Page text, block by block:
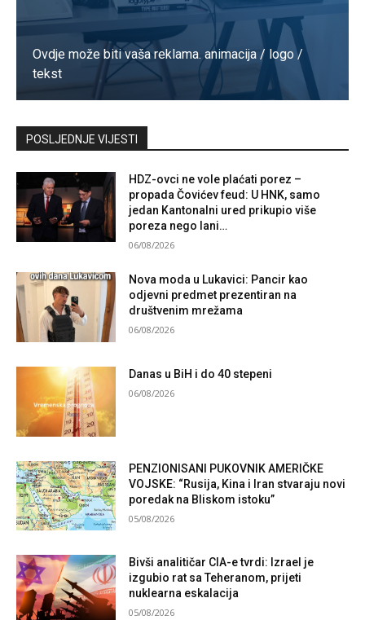
Ovdje može biti vaša reklama. animacija / logo /
tekst
Kontaktirajte nas
POSLJEDNJE VIJESTI
HDZ-ovci ne vole plaćati porez –
propada Čovićev feud: U HNK, samo
jedan Kantonalni ured prikupio više
poreza nego lani…
06/08/2026
Nova moda u Lukavici: Pancir kao
odjevni predmet prezentiran na
društvenim mrežama
06/08/2026
Danas u BiH i do 40 stepeni
06/08/2026
PENZIONISANI PUKOVNIK AMERIČKE
VOJSKE: “Rusija, Kina i Iran stvaraju novi
poredak na Bliskom istoku”
05/08/2026
Bivši analitičar CIA-e tvrdi: Izrael je
izgubio rat sa Teheranom, prijeti
nuklearna eskalacija
05/08/2026